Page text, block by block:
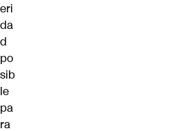
eri
da
d
po
sib
le
pa
ra